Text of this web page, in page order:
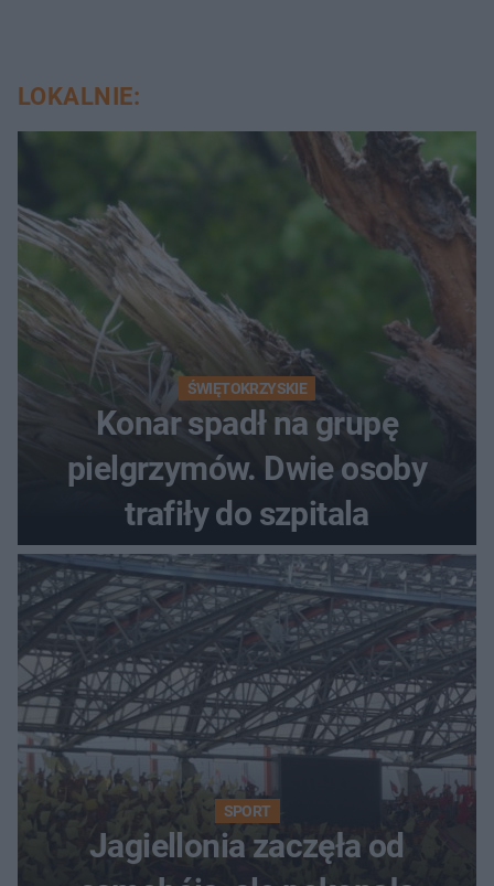
LOKALNIE:
ŚWIĘTOKRZYSKIE
Konar spadł na grupę
pielgrzymów. Dwie osoby
trafiły do szpitala
SPORT
Jagiellonia zaczęła od